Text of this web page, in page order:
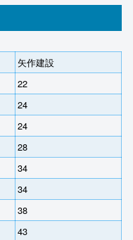
矢作建設
22
24
24
28
34
34
38
43